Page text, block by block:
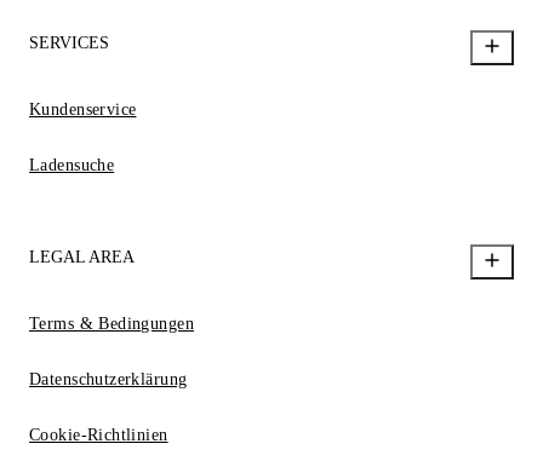
SERVICES
Kundenservice
Ladensuche
LEGAL AREA
Terms & Bedingungen
Datenschutzerklärung
Cookie-Richtlinien